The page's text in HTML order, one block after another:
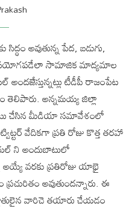
సిద్ధం అవుతున్న పేద, బడుగు,
ఉపయోగపడేలా సామాజిక మాద్యమాల
టీడీపీ రాజంపేట
తెలిపారు. అన్నమయ్య జిల్లా
చేసిన మీడియా సమావేశంలో
వేదికగా ప్రతి రోజు కొత్త తరహా
ని అందుబాటులో
అయ్యే వరకు ప్రతిరోజు యాభై
అవుతుందన్నారు. ఈ
వారిచె తయారు చేయడం